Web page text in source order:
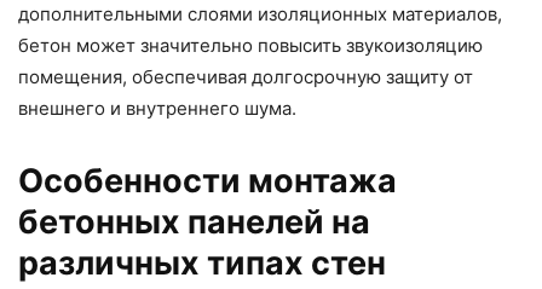
дополнительными слоями изоляционных материалов,
бетон может значительно повысить звукоизоляцию
помещения, обеспечивая долгосрочную защиту от
внешнего и внутреннего шума.
Особенности монтажа
бетонных панелей на
различных типах стен